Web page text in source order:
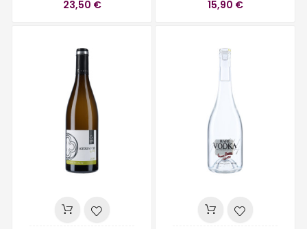
23,50 € 15,90 €